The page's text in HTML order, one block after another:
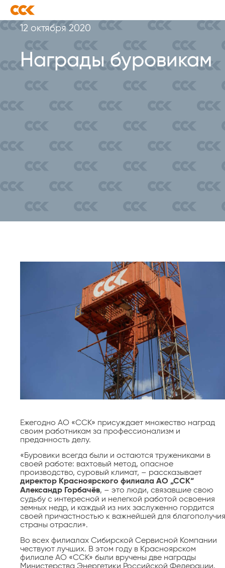
12 октября 2020
Награды буровикам
Ежегодно АО «ССК» присуждает множество наград
своим работникам за профессионализм и
преданность делу.
«Буровики всегда были и остаются тружениками в
своей работе: вахтовый метод, опасное
производство, суровый климат, – рассказывает
директор Красноярского филиала АО „ССК“
Александр Горбачёв, – это люди, связавшие свою
судьбу с интересной и нелегкой работой освоения
земных недр, и каждый из них заслуженно гордится
своей причастностью к важнейшей для благополучия
страны отрасли».
Во всех филиалах Сибирской Сервисной Компании
чествуют лучших. В этом году в Красноярском
филиале АО «ССК» были вручены две награды
Министерства Энергетики Российской Федерации.